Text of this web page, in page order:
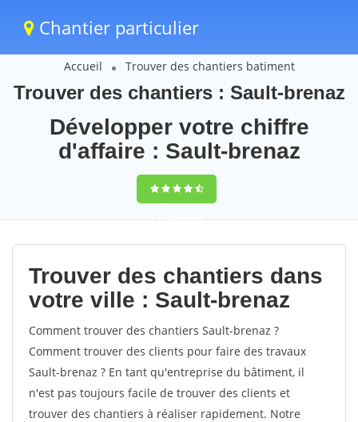
Chantier particulier
Accueil Trouver des chantiers batiment
Trouver des chantiers : Sault-brenaz
Développer votre chiffre
d'affaire : Sault-brenaz
9,5(100%)66
votes
Trouver des chantiers dans
votre ville : Sault-brenaz
Comment trouver des chantiers Sault-brenaz ?
Comment trouver des clients pour faire des travaux
Sault-brenaz ? En tant qu'entreprise du bâtiment, il
n'est pas toujours facile de trouver des clients et
trouver des chantiers à réaliser rapidement. Notre